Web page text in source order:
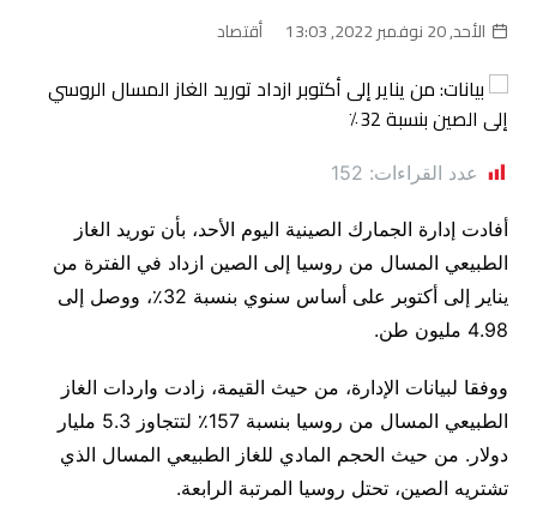
الأحد, 20 نوفمبر 2022, 13:03 أقتصاد
عدد القراءات: 152
أفادت إدارة الجمارك الصينية اليوم الأحد، بأن توريد الغاز
الطبيعي المسال من روسيا إلى الصين ازداد في الفترة من
يناير إلى أكتوبر على أساس سنوي بنسبة 32٪، ووصل إلى
4.98 مليون طن.
ووفقا لبيانات الإدارة، من حيث القيمة، زادت واردات الغاز
الطبيعي المسال من روسيا بنسبة 157٪ لتتجاوز 5.3 مليار
دولار. من حيث الحجم المادي للغاز الطبيعي المسال الذي
تشتريه الصين، تحتل روسيا المرتبة الرابعة.